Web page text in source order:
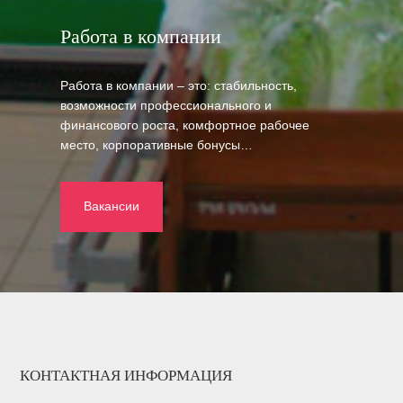
Работа в компании
Работа в компании – это: стабильность,
возможности профессионального и
финансового роста, комфортное рабочее
место, корпоративные бонусы…
Вакансии
КОНТАКТНАЯ ИНФОРМАЦИЯ